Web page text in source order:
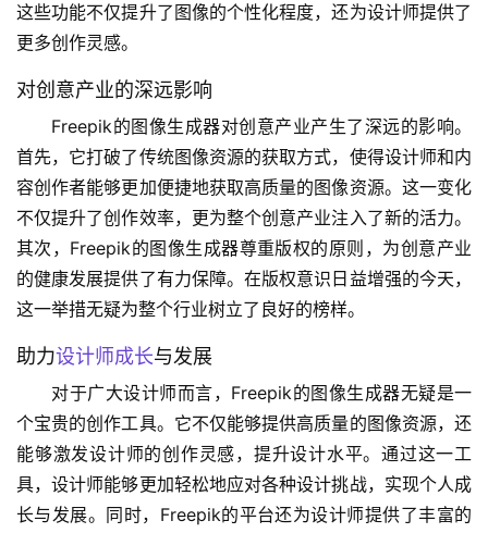
这些功能不仅提升了图像的个性化程度，还为设计师提供了
更多创作灵感。
对创意产业的深远影响
Freepik的图像生成器对创意产业产生了深远的影响。
首先，它打破了传统图像资源的获取方式，使得设计师和内
容创作者能够更加便捷地获取高质量的图像资源。这一变化
不仅提升了创作效率，更为整个创意产业注入了新的活力。
其次，Freepik的图像生成器尊重版权的原则，为创意产业
的健康发展提供了有力保障。在版权意识日益增强的今天，
这一举措无疑为整个行业树立了良好的榜样。
助力设计师成长与发展
对于广大设计师而言，Freepik的图像生成器无疑是一
个宝贵的创作工具。它不仅能够提供高质量的图像资源，还
能够激发设计师的创作灵感，提升设计水平。通过这一工
具，设计师能够更加轻松地应对各种设计挑战，实现个人成
长与发展。同时，Freepik的平台还为设计师提供了丰富的